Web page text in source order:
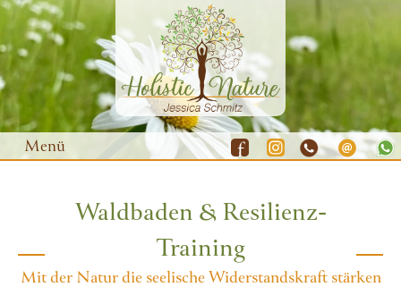
Menü
Waldbaden
Yoga
Natur-Coaching
Waldbaden & Resilienz-
Training
Mit der Natur die seelische Widerstandskraft stärken